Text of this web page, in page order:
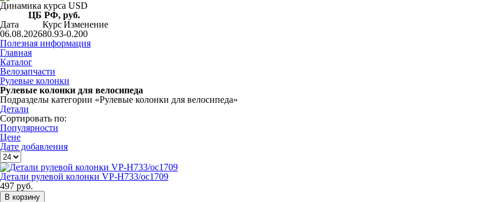
Динамика курса USD
ЦБ РФ, руб.
Дата
КурсИзменение
06.08.202680.93-0.200
Полезная информация
Главная
Каталог
Велозапчасти
Рулевые колонки
Рулевые колонки для велосипеда
Подразделы категории «Рулевые колонки для велосипеда»
Детали
Сортировать по:
Популярности
Цене
Дате добавления
Детали рулевой колонки VP-H733/ос1709
497 руб.
В корзину